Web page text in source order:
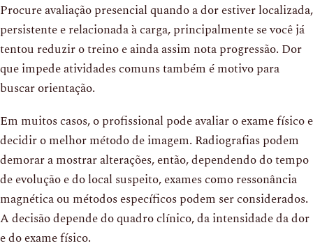
Procure avaliação presencial quando a dor estiver localizada,
persistente e relacionada à carga, principalmente se você já
tentou reduzir o treino e ainda assim nota progressão. Dor
que impede atividades comuns também é motivo para
buscar orientação.
Em muitos casos, o profissional pode avaliar o exame físico e
decidir o melhor método de imagem. Radiografias podem
demorar a mostrar alterações, então, dependendo do tempo
de evolução e do local suspeito, exames como ressonância
magnética ou métodos específicos podem ser considerados.
A decisão depende do quadro clínico, da intensidade da dor
e do exame físico.